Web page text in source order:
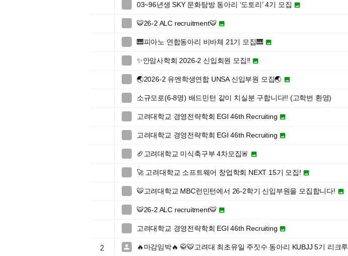
03~96년생 SKY 문화탐방 동아리 ‘도토리’ 4기 모집 
🐯26-2 ALC recruitment🐯 
🎹피아노 연합동아리 비바체 21기 모집🎹 
✨안암사학회 2026-2 신입회원 모집‼️ 
🌏2026-2 유엔학생연합 UNSA 신입부원 모집🌏 
소규모로(6-8명) 배드민턴 같이 치실분 구합니다!! (고학번 환영)
고려대학교 경영전략학회 EGI 46th Recruiting 
고려대학교 경영전략학회 EGI 46th Recruiting 
🏈고려대학교 미식축구부 4차모집🚨 
🚀 고려대학교 소프트웨어 창업학회 NEXT 15기 모집! 
🐯고려대학교 MBC런민턴에서 26-2학기 신입부원을 모집합니다! 
🐯26-2 ALC recruitment🐯 
고려대학교 경영전략학회 EGI 46th Recruiting 
2  🔥마감임박🔥 🥋🐯고려대 최초유일 주짓수 동아리 KUBJJ 5기 리크루